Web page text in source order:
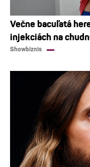
Večne bacuľatá
injekciách na
Showbiznis